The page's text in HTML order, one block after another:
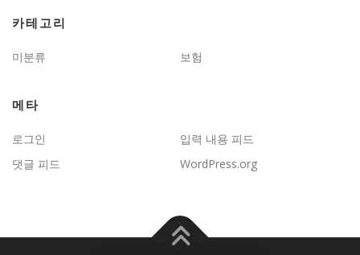
카테고리
미분류 보험
메타
로그인
입력 내용 피드
댓글 피드
WordPress.org